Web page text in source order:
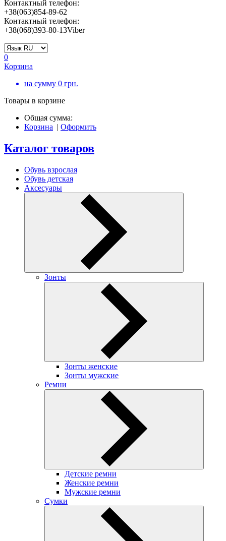
Контактный телефон:
+38(063)854-89-62
Контактный телефон:
+38(068)393-80-13Viber
0
Корзина
на сумму 0 грн.
Товары в корзине
Общая сумма:
Корзина | Оформить
Каталог товаров
Обувь взрослая
Обувь детская
Аксесуары
Зонты
Зонты женские
Зонты мужские
Ремни
Детские ремни
Женские ремни
Мужские ремни
Сумки